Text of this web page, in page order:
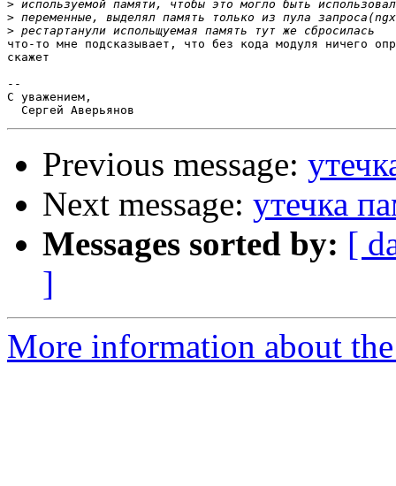
>
>
>
что-то мне подсказывает, что без кода модуля ничего
скажет
--
С уважением,
Previous message:
Next message: утечка
Messages sorted by: [
]
More information about